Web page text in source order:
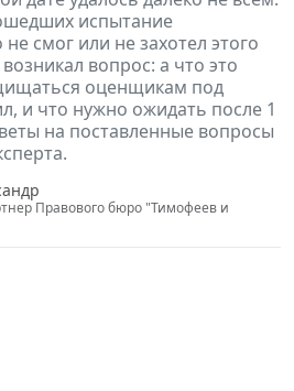
испытание
смог или не захотел этого
вопрос: а что это
оценщикам под
и что нужно ожидать после 1
на поставленные вопросы
Правового бюро "Тимофеев и